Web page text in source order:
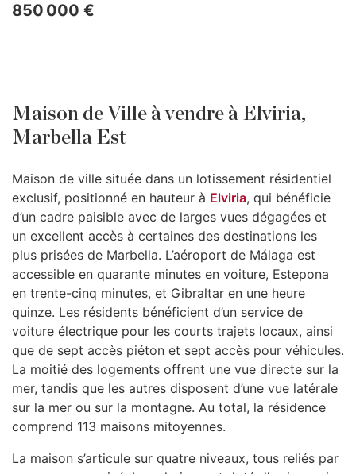
850 000 €
Maison de Ville à vendre à Elviria,
Marbella Est
Maison de ville située dans un lotissement résidentiel
exclusif, positionné en hauteur à Elviria, qui bénéficie
d’un cadre paisible avec de larges vues dégagées et
un excellent accès à certaines des destinations les
plus prisées de Marbella. L’aéroport de Málaga est
accessible en quarante minutes en voiture, Estepona
en trente-cinq minutes, et Gibraltar en une heure
quinze. Les résidents bénéficient d’un service de
voiture électrique pour les courts trajets locaux, ainsi
que de sept accès piéton et sept accès pour véhicules.
La moitié des logements offrent une vue directe sur la
mer, tandis que les autres disposent d’une vue latérale
sur la mer ou sur la montagne. Au total, la résidence
comprend 113 maisons mitoyennes.
La maison s’articule sur quatre niveaux, tous reliés par